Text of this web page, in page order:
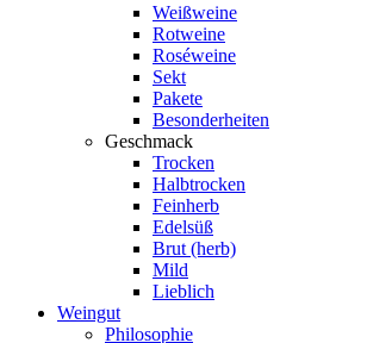
Weißweine
Rotweine
Roséweine
Sekt
Pakete
Besonderheiten
Geschmack
Trocken
Halbtrocken
Feinherb
Edelsüß
Brut (herb)
Mild
Lieblich
Weingut
Philosophie